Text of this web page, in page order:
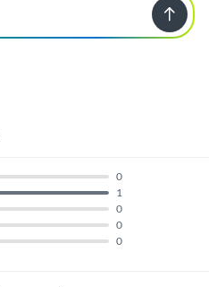
0
0
0
1
0